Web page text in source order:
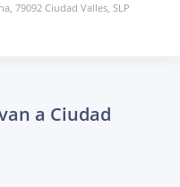
79092 Ciudad Valles, SLP
a Ciudad